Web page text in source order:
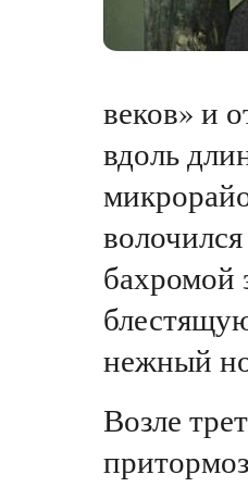
веков» и
вдоль
бахромой
нежный
Возле